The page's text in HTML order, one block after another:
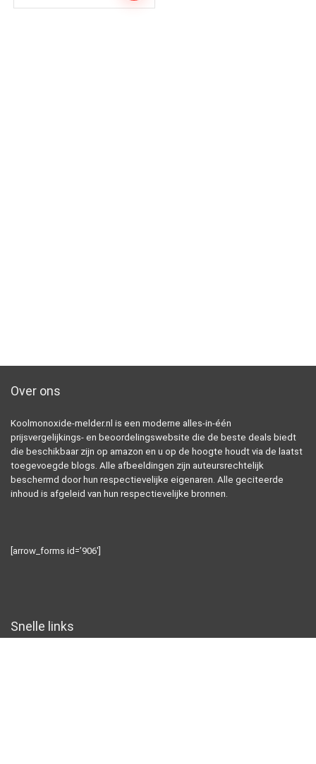
Over ons
Koolmonoxide-melder.nl is een moderne alles-in-één
prijsvergelijkings- en beoordelingswebsite die de beste deals biedt
die beschikbaar zijn op amazon en u op de hoogte houdt via de laatst
toegevoegde blogs. Alle afbeeldingen zijn auteursrechtelijk
beschermd door hun respectievelijke eigenaren. Alle geciteerde
inhoud is afgeleid van hun respectievelijke bronnen.
[arrow_forms id=’906′]
Snelle links